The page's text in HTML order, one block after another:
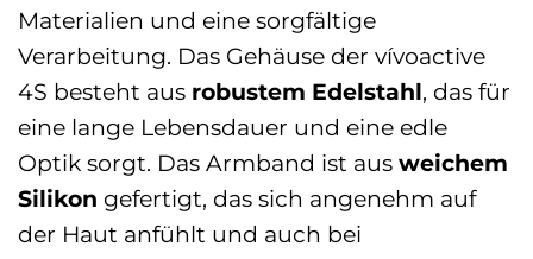
Materialien und eine sorgfältige
Verarbeitung. Das Gehäuse der vívoactive
4S besteht aus robustem Edelstahl, das für
eine lange Lebensdauer und eine edle
Optik sorgt. Das Armband ist aus weichem
Silikon gefertigt, das sich angenehm auf
der Haut anfühlt und auch bei